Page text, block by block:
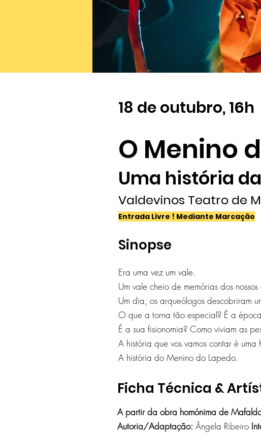
18 de outubro, 16h
O Menino
Uma história
Valdevinos Teatro de
Entrada Livre ! Mediante Marcação
Sinopse
Era uma vez um vale.
Um vale cheio de memórias dos
Um dia, os arqueólogos descobriram
O que a torna tão especial? É a
É a sua fisionomia? Como viviam as
A história que vos vamos contar é
A história do Menino do Lapedo.
Ficha Técnica &
A partir da obra homónima de
Autoria/Adaptação: Ângela Ribeiro